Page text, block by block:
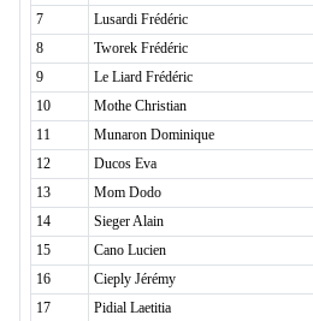
7
Lusardi Frédéric
8
Tworek Frédéric
9
Le Liard Frédéric
10
Mothe Christian
11
Munaron Dominique
12
Ducos Eva
13
Mom Dodo
14
Sieger Alain
15
Cano Lucien
16
Cieply Jérémy
17
Pidial Laetitia